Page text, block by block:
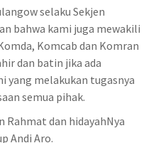
selaku Sekjen
bahwa kami juga mewakili
Komcab dan Komran
dan batin jika ada
yang melakukan tugasnya
semua pihak.
Rahmat dan hidayahNya
Andi Aro.